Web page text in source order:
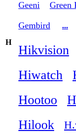
Geeni Green
Gembird
...
H
Hikvision
Hiwatch
Hootoo
Hilook